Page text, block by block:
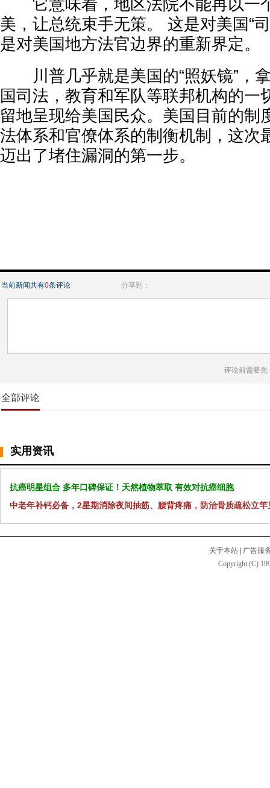
它意味着，地区法院不能再以一
美，让总统束手无策。 这是对美国“
是对美国地方法官边界的重新界定。
川普几乎就是美国的“照妖镜”，
国司法，教育和军队等联邦机构的一
留地呈现给美国民众。美国目前的制
法体系和官僚体系的制衡机制，这次
迈出了堵住漏洞的第一步。
当前新闻共有0条评论 分享到：
评论前需要先
全部评论
实用资讯
抗癌明星组合 多年口碑保证！天然植物萃取 有效对抗癌细胞
中老年补钙必备，2星期消除夜间抽筋、腰背疼痛，防治骨质疏松立竿
关于本站
广告服
Copyright (C)